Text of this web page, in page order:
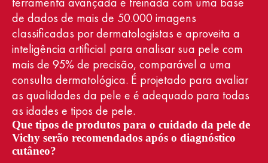
de dados de mais de 50.000 imagens
classificadas por dermatologistas e aproveita a
inteligência artificial para analisar sua pele com
mais de 95% de precisão, comparável a uma
consulta dermatológica. É projetado para avaliar
as qualidades da pele e é adequado para todas
as idades e tipos de pele.
Que tipos de produtos para o cuidado da pele de
Vichy serão recomendados após o diagnóstico
cutâneo?